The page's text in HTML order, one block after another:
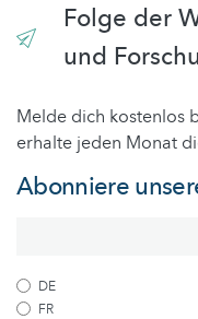
Folge der
und
Melde dich kostenlos
erhalte jeden Monat
Abonniere
DE
FR